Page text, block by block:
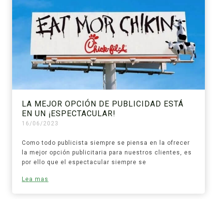
LA MEJOR OPCIÓN DE PUBLICIDAD ESTÁ
EN UN ¡ESPECTACULAR!
16/06/2023
Como todo publicista siempre se piensa en la ofrecer
la mejor opción publicitaria para nuestros clientes, es
por ello que el espectacular siempre se
Lea mas